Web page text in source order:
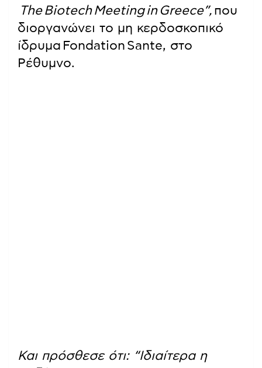
The Biotech Meeting in Greece”, που
διοργανώνει το μη κερδοσκοπικό
ίδρυμα Fondation Sante, στο
Ρέθυμνο.
Και πρόσθεσε ότι: “Ιδιαίτερα η